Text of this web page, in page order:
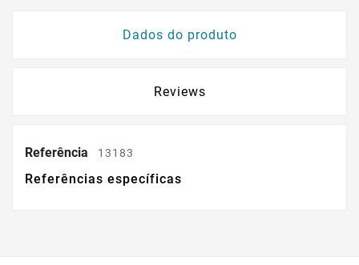
Dados do produto
Reviews
Referência 13183
Referências específicas